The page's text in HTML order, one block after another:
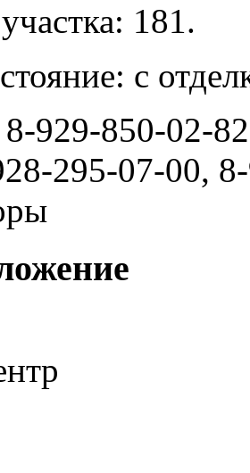
181.
с
8-929-850-02-
295-07-00,